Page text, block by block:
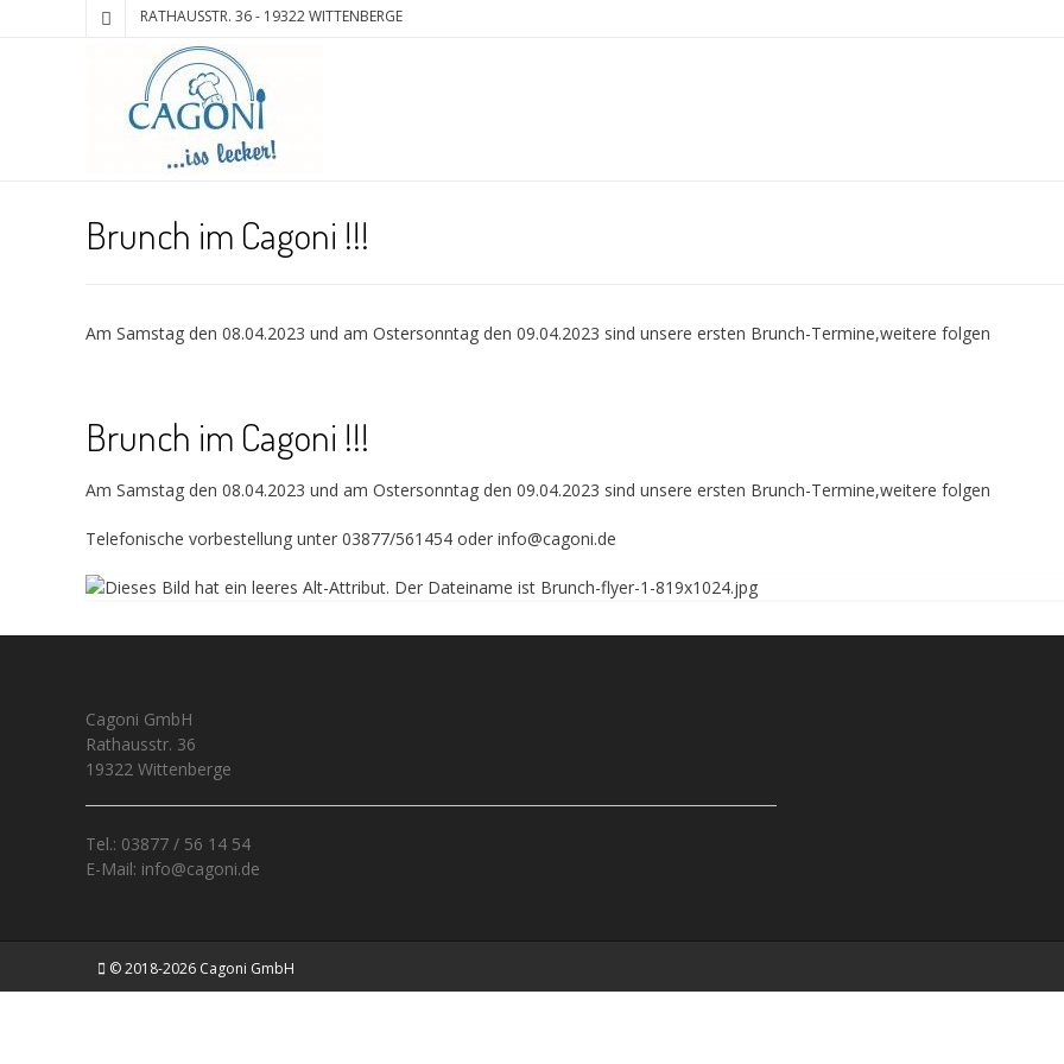
RATHAUSSTR. 36 - 19322 WITTENBERGE
Brunch im Cagoni !!!
Am Samstag den 08.04.2023 und am Ostersonntag den 09.04.2023 sind unsere ersten Brunch-Termine,weitere folgen
Brunch im Cagoni !!!
Am Samstag den 08.04.2023 und am Ostersonntag den 09.04.2023 sind unsere ersten Brunch-Termine,weitere folgen
Telefonische vorbestellung unter 03877/561454 oder info@cagoni.de
Cagoni GmbH
Rathausstr. 36
19322 Wittenberge
Tel.: 03877 / 56 14 54
E-Mail: info@cagoni.de
© 2018-2026 Cagoni GmbH